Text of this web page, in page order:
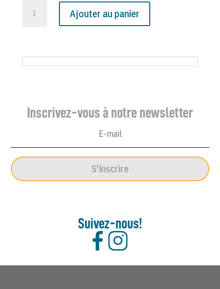
du
14
Ajouter au panier
Inscrivez-vous à notre newsletter
S'inscrire
Suivez-nous!